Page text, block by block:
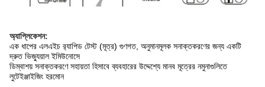
অ্যাপ্লিকেশন:
এক ধাপের এলএইচ র‌্যাপিড টেস্ট (মূত্র) গুণগত, অনুমানমূলক সনাক্তকরণের জন্য একটি
দ্রুত ভিজ্যুয়াল ইমিউনোসে
ডিম্বাশয় সনাক্তকরণে সহায়তা হিসাবে ব্যবহারের উদ্দেশ্যে মানব মূত্রের নমুনাগুলিতে
লুটেইঞ্জাইজিং হরমোন